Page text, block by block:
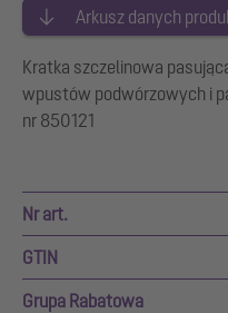
Arkusz danych
Kratka szczelinowa
wpustów podwórzowych i
nr 850121
Nr art.
GTIN
Grupa Rabatowa